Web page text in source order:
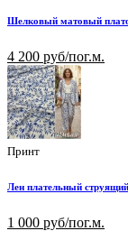
Шелковый матовый
4 200 руб/пог.м.
Принт
Лен плательный
1 000 руб/пог.м.